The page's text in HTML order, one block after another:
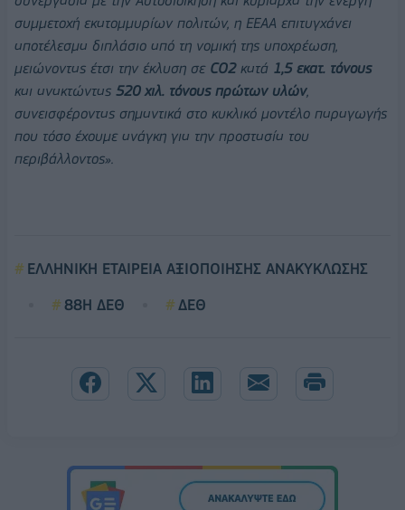
συμμετοχή εκατομμυρίων πολιτών, η ΕΕΑΑ επιτυγχάνει
αποτέλεσμα διπλάσιο από τη νομική της υποχρέωση,
μειώνοντας έτσι την έκλυση σεCO2 κατά 1,5 εκατ. τόνους
και ανακτώντας 520 χιλ. τόνους πρώτων υλών,
συνεισφέροντας σημαντικά στο κυκλικό μοντέλο παραγωγής
που τόσο έχουμε ανάγκη για την προστασία του
περιβάλλοντος».
ΕΛΛΗΝΙΚΗ ΕΤΑΙΡΕΙΑ ΑΞΙΟΠΟΙΗΣΗΣ ΑΝΑΚΥΚΛΩΣΗΣ
88Η ΔΕΘ
ΔΕΘ